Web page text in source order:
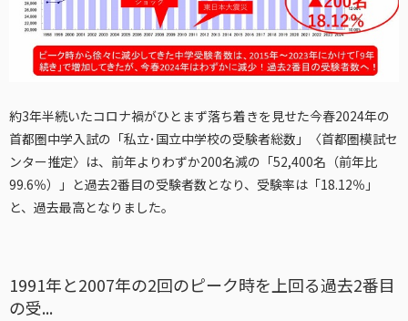
約3年半続いたコロナ禍がひとまず落ち着きを見せた今春2024年の
首都圏中学入試の「私立･国立中学校の受験者総数」〈首都圏模試セ
ンター推定〉は、前年よりわずか200名減の「52,400名（前年比
99.6％）」と過去2番目の受験者数となり、受験率は「18.12％」
と、過去最高となりました。
1991年と2007年の2回のピーク時を上回る過去2番目
の受...